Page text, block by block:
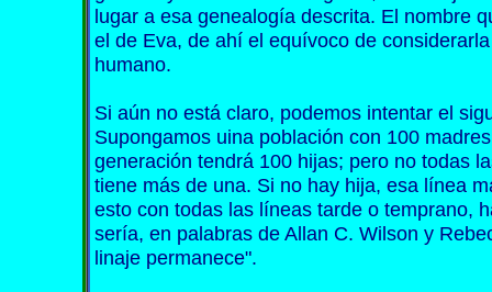
lugar a esa genealogía descrita. El nombre
el de Eva, de ahí el equívoco de
humano.
Si aún no está claro, podemos intentar el
Supongamos uina población con 100
generación tendrá 100 hijas; pero no todas
tiene más de una. Si no hay hija, esa línea
esto con todas las líneas tarde o temprano,
sería, en palabras de Allan C. Wilson y
linaje permanece".